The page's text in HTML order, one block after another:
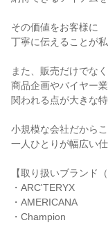
その価値をお客様に
丁寧に伝えることが
また、販売だけでなく
商品企画やバイヤー
関われる点が大きな特
小規模な会社だからこ
一人ひとりが幅広い
【取り扱いブランド
・ARC'TERYX
・AMERICANA
・Champion